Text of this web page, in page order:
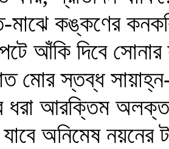
মাঝে কঙ্কণের
আঁকি দিবে
মোর স্তব্ধ
ধরা আরক্তিম
অনিমেষ নয়নের